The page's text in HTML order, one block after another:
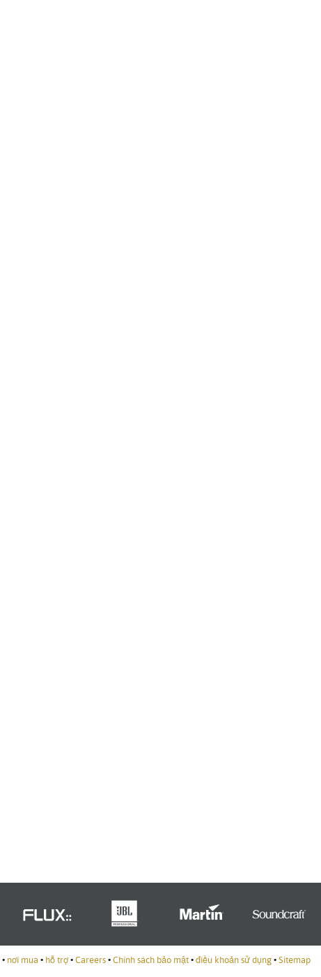
• nơi mua • hỗ trợ• Careers • Chính sách bảo mật • điều khoản sử dụng • Sitemap